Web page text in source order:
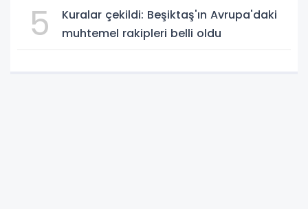
5
Kuralar çekildi: Beşiktaş'ın Avrupa'daki
muhtemel rakipleri belli oldu